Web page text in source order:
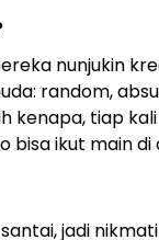
nunjukin
random,
kenapa, tiap
bisa ikut main
jadi